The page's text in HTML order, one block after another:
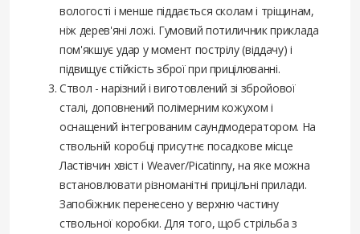
вологості і менше піддається сколам і тріщинам,
ніж дерев'яні ложі. Гумовий потиличник приклада
пом'якшує удар у момент пострілу (віддачу) і
підвищує стійкість зброї при прицілюванні.
Ствол - нарізний і виготовлений зі збройової
сталі, доповнений полімерним кожухом і
оснащений інтегрованим саундмодератором. На
ствольній коробці присутнє посадкове місце
Ластівчин хвіст і Weaver/Picatinny, на яке можна
встановлювати різноманітні прицільні прилади.
Запобіжник перенесено у верхню частину
ствольної коробки. Для того, щоб стрільба з